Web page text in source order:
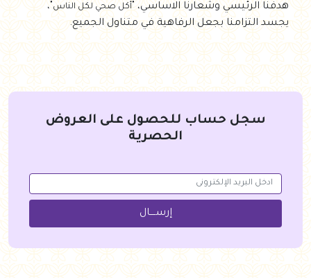
هدفنا الرئيسي وشعارنا الاساسي، "أكل صحي لكل الناس "،
يجسد التزامنا بجعل الرفاهية في متناول الجميع.
سجل حساب للحصول على العروض
الحصرية
إرســــال